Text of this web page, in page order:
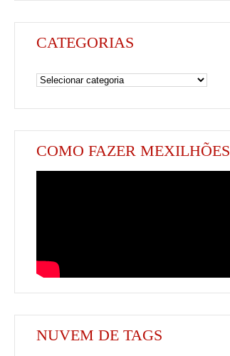
CATEGORIAS
COMO FAZER MEXILHÕES
NUVEM DE TAGS